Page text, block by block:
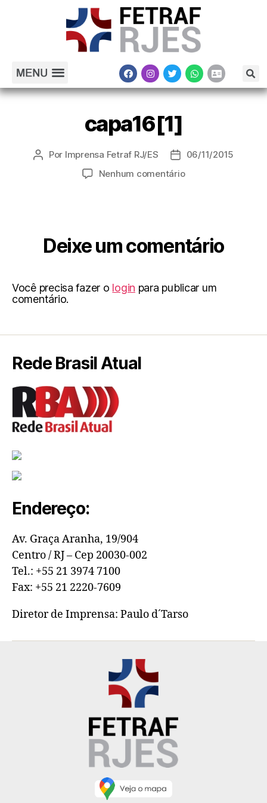
capa16[1]
Por Imprensa Fetraf RJ/ES
06/11/2015
Nenhum comentário
Deixe um comentário
Você precisa fazer o login para publicar um
comentário.
Rede Brasil Atual
Endereço:
Av. Graça Aranha, 19/904
Centro / RJ – Cep 20030-002
Tel.: +55 21 3974 7100
Fax: +55 21 2220-7609
Diretor de Imprensa: Paulo d´Tarso